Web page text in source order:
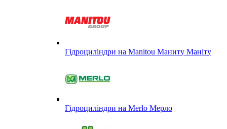
Гідроциліндри на Manitou Маниту Маніту
Гідроциліндри на Merlo Мерло